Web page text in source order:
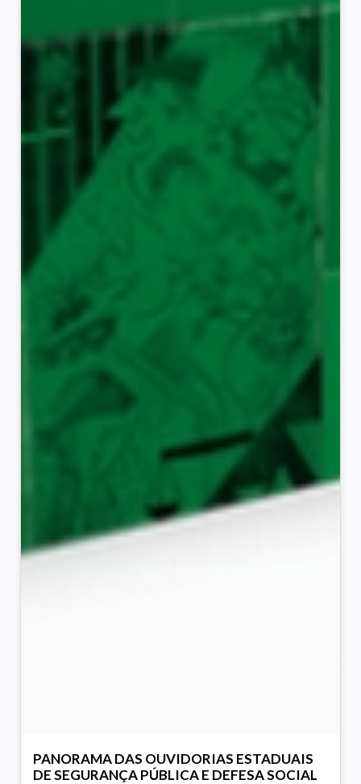
PANORAMA DAS OUVIDORIAS ESTADUAIS
DE SEGURANÇA PÚBLICA E DEFESA SOCIAL